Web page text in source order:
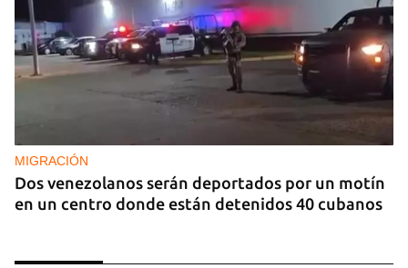
MIGRACIÓN
Dos venezolanos serán deportados por un motín
en un centro donde están detenidos 40 cubanos